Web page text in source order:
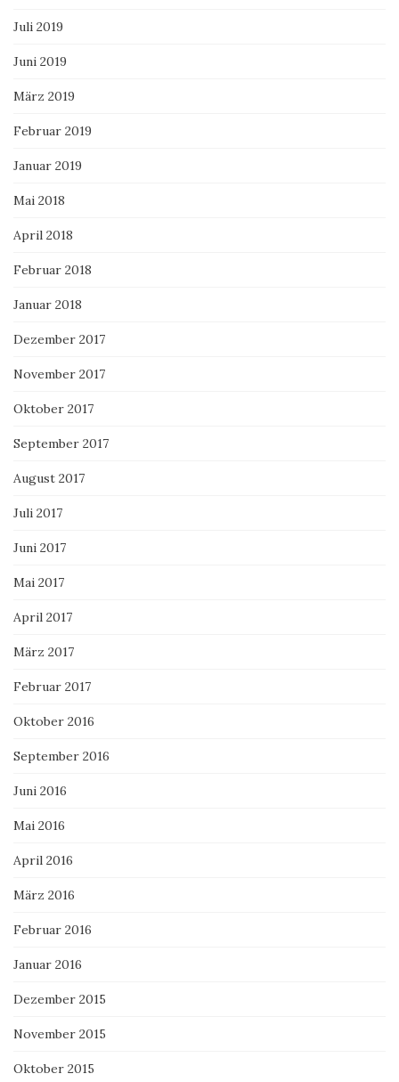
Juli 2019
Juni 2019
März 2019
Februar 2019
Januar 2019
Mai 2018
April 2018
Februar 2018
Januar 2018
Dezember 2017
November 2017
Oktober 2017
September 2017
August 2017
Juli 2017
Juni 2017
Mai 2017
April 2017
März 2017
Februar 2017
Oktober 2016
September 2016
Juni 2016
Mai 2016
April 2016
März 2016
Februar 2016
Januar 2016
Dezember 2015
November 2015
Oktober 2015